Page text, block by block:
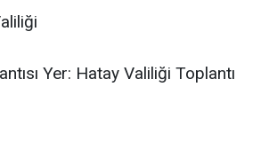
Yer: Hatay Valiliği Toplantı